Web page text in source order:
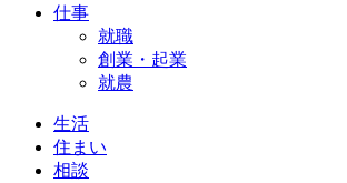
仕事
就職
創業・起業
就農
生活
住まい
相談